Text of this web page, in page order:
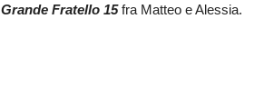
Grande Fratello 15fra Matteo e Alessia.